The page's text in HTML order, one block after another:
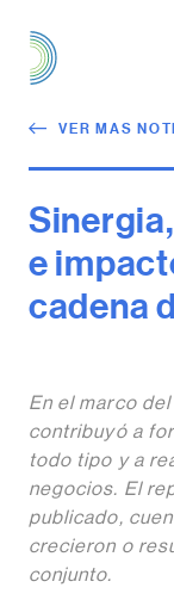
VER MAS
e
cadena
En el marco
contribuyó a
todo tipo y a
negocios. El
publicado,
crecieron o
conjunto.